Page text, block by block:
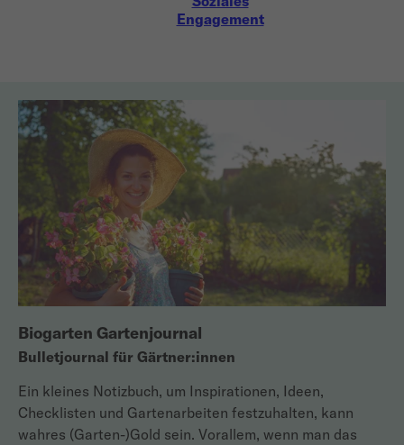
Engagement
Biogarten Gartenjournal
Bulletjournal für Gärtner:innen
Ein kleines Notizbuch, um Inspirationen, Ideen,
Checklisten und Gartenarbeiten festzuhalten, kann
wahres (Garten-)Gold sein. Vorallem, wenn man das